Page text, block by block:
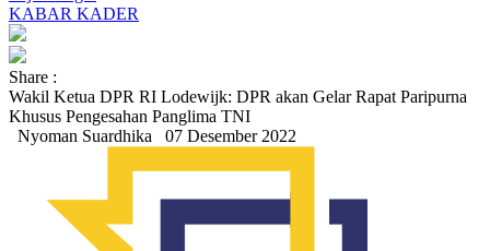
KABAR KADER
Share :
Wakil Ketua DPR RI Lodewijk: DPR akan Gelar Rapat Paripurna
Khusus Pengesahan Panglima TNI
Nyoman Suardhika
07 Desember 2022